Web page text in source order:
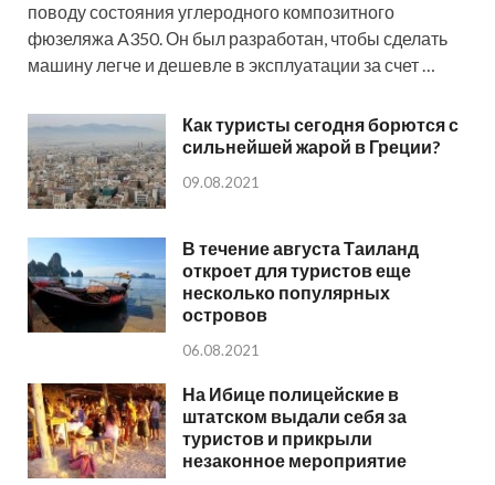
поводу состояния углеродного композитного
фюзеляжа A350. Он был разработан, чтобы сделать
машину легче и дешевле в эксплуатации за счет …
Как туристы сегодня борются с
сильнейшей жарой в Греции?
09.08.2021
В течение августа Таиланд
откроет для туристов еще
несколько популярных
островов
06.08.2021
На Ибице полицейские в
штатском выдали себя за
туристов и прикрыли
незаконное мероприятие